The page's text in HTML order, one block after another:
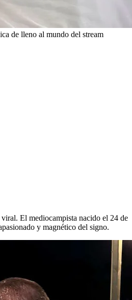
de lleno al mundo del stream
El mediocampista nacido el 24 de
y magnético del signo.